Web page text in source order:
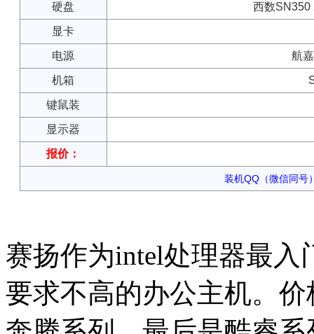
硬盘 西数SN350
显卡
电源 航
机箱
键鼠装
显示器
报价：
装机QQ（微信同号
赛扬作为intel处理器最
要求不高的办公主机。